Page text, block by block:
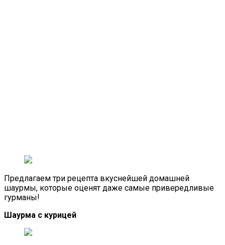
Предлагаем три рецепта вкуснейшей домашней
шаурмы, которые оценят даже самые привередливые
гурманы!
Шаурма с курицей